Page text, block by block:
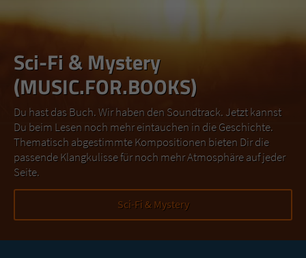
Sci-Fi & Mystery
(MUSIC.FOR.BOOKS)
Du hast das Buch. Wir haben den Soundtrack. Jetzt kannst
Du beim Lesen noch mehr eintauchen in die Geschichte.
Thematisch abgestimmte Kompositionen bieten Dir die
passende Klangkulisse für noch mehr Atmosphäre auf jeder
Seite.
Sci-Fi & Mystery